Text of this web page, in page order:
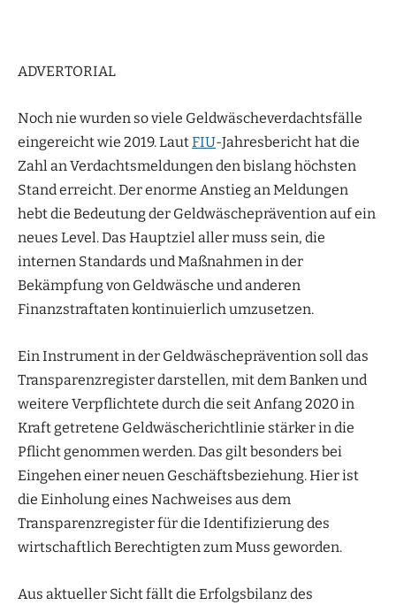
ADVERTORIAL
Noch nie wurden so viele Geldwäscheverdachtsfälle
eingereicht wie 2019. LautFIU-Jahresbericht hat die
Zahl an Verdachtsmeldungen den bislang höchsten
Stand erreicht. Der enorme Anstieg an Meldungen
hebt die Bedeutung der Geldwäscheprävention auf ein
neues Level. Das Hauptziel aller muss sein, die
internen Standards und Maßnahmen in der
Bekämpfung von Geldwäsche und anderen
Finanzstraftaten kontinuierlich umzusetzen.
Ein Instrument in der Geldwäscheprävention soll das
Transparenzregister darstellen, mit dem Banken und
weitere Verpflichtete durch die seit Anfang 2020 in
Kraft getretene Geldwäscherichtlinie stärker in die
Pflicht genommen werden. Das gilt besonders bei
Eingehen einer neuen Geschäftsbeziehung. Hier ist
die Einholung eines Nachweises aus dem
Transparenzregister für die Identifizierung des
wirtschaftlich Berechtigten zum Muss geworden.
Aus aktueller Sicht fällt die Erfolgsbilanz des